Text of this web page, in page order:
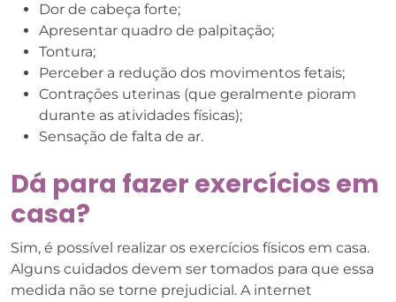
Dor de cabeça forte;
Apresentar quadro de palpitação;
Tontura;
Perceber a redução dos movimentos fetais;
Contrações uterinas (que geralmente pioram
durante as atividades físicas);
Sensação de falta de ar.
Dá para fazer exercícios em
casa?
Sim, é possível realizar os exercícios físicos em casa.
Alguns cuidados devem ser tomados para que essa
medida não se torne prejudicial. A internet